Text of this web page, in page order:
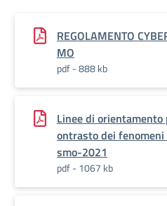
REGOLAMENTO
MO
pdf - 888 kb
Linee di
ontrasto dei
smo-2021
pdf - 1067 kb